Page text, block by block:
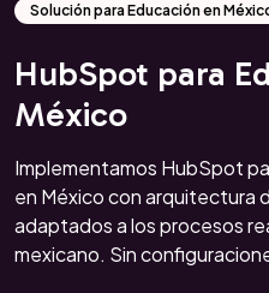
Solución para Educación en
HubSpot para
México
Implementamos HubSpot
en México con arquitectura
adaptados a los procesos
mexicano. Sin